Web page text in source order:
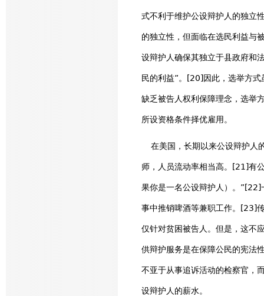
式不利于维护公设辩护人的独立
的独立性，但面临在选民利益与
设辩护人确保其独立于县政府和
民的利益”。[20]因此，选举方
缺乏被告人权利保障理念，选举
所设资格条件择优雇用。
在美国，长期以来公设辩护人
师，人员流动率相当高。[21]有
果你是一名公设辩护人）。”[22]
事中推销啤酒等兼职工作。[23]
仅针对贫困被告人。但是，这不
供辩护服务是在保障公民的宪法
不亚于从事追诉活动的检察官，
设辩护人的薪水。